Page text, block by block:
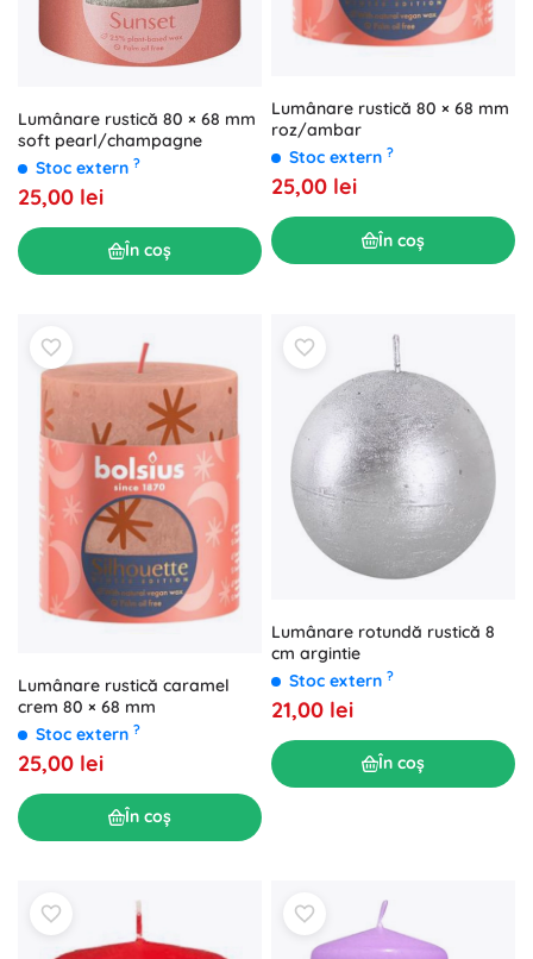
Lumânare rustică 80 × 68 mm
soft pearl/champagne
Stoc extern ?
25,00 lei
În coș
Lumânare rustică 80 × 68 mm
roz/ambar
Stoc extern ?
25,00 lei
În coș
Lumânare rustică caramel
crem 80 × 68 mm
Stoc extern ?
25,00 lei
În coș
Lumânare rotundă rustică 8
cm argintie
Stoc extern ?
21,00 lei
În coș